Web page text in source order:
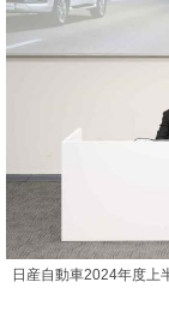
日産自動車2024年度上